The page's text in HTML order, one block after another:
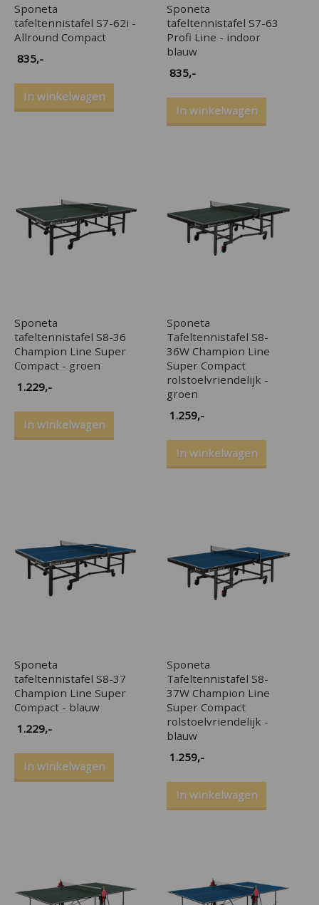
Sponeta
tafeltennistafel S7-62i -
Allround Compact
835,-
In winkelwagen
Sponeta
tafeltennistafel S7-63
Profi Line - indoor
blauw
835,-
In winkelwagen
Sponeta
tafeltennistafel S8-36
Champion Line Super
Compact - groen
1.229,-
In winkelwagen
Sponeta
Tafeltennistafel S8-
36W Champion Line
Super Compact
rolstoelvriendelijk -
groen
1.259,-
In winkelwagen
Sponeta
tafeltennistafel S8-37
Champion Line Super
Compact - blauw
1.229,-
In winkelwagen
Sponeta
Tafeltennistafel S8-
37W Champion Line
Super Compact
rolstoelvriendelijk -
blauw
1.259,-
In winkelwagen